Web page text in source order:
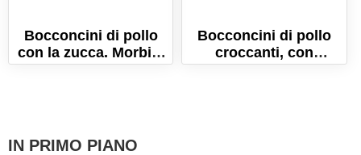
Bocconcini di pollo
con la zucca. Morbidi
e saporiti!
Bocconcini di pollo
croccanti, con
patatine! Gustosi e
IN PRIMO PIANO